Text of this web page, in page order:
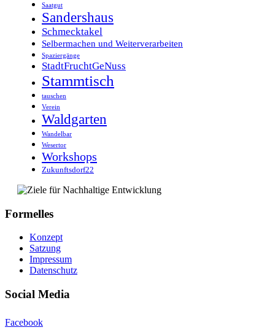
Saatgut
Sandershaus
Schmecktakel
Selbermachen und Weiterverarbeiten
Spaziergänge
StadtFruchtGeNuss
Stammtisch
tauschen
Verein
Waldgarten
Wandelbar
Wesertor
Workshops
Zukunftsdorf22
Formelles
Konzept
Satzung
Impressum
Datenschutz
Social Media
Facebook